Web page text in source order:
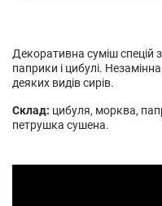
Декоративна суміш
паприки і цибулі.
деяких видів сирів.
Склад: цибуля, морква,
петрушка сушена.